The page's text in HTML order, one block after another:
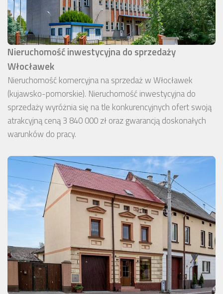
Nieruchomość inwestycyjna do sprzedaży
Włocławek
Nieruchomość komercyjna na sprzedaż w Włocławek
(kujawsko-pomorskie). Nieruchomość inwestycyjna do
sprzedaży wyróżnia się na tle konkurencyjnych ofert swoją
atrakcyjną ceną 3 840 000 zł oraz gwarancją doskonałych
warunków do pracy.